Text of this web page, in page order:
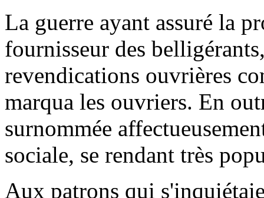
La guerre ayant assuré la
fournisseur des
revendications ouvrières
marqua les ouvriers. En
surnommée
sociale, se rendant très
Aux patrons qui